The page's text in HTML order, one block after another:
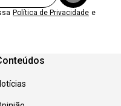
Política de Privacidade e